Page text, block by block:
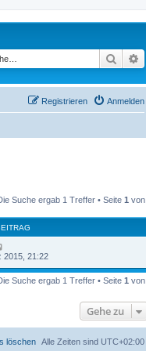
Suche
Anmelden
Registrieren
Suche ergab 1 Treffer • Seite 1 von
2015, 21:22
Suche ergab 1 Treffer • Seite 1 von
Gehe zu
Alle Zeiten sind UTC+02:00
löschen